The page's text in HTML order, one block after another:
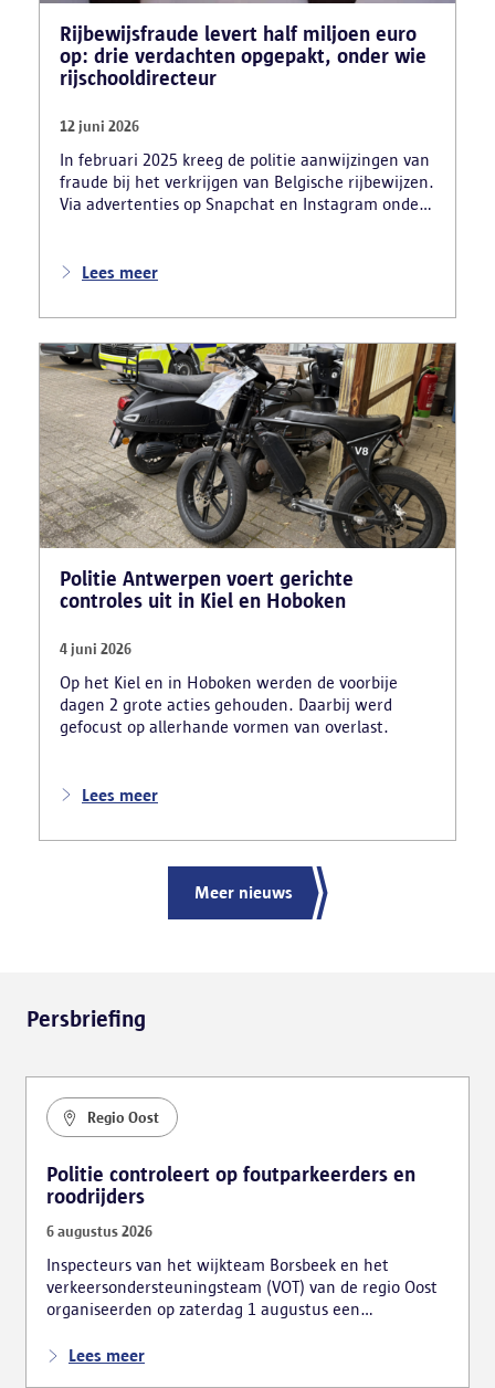
Rijbewijsfraude levert half miljoen euro
op: drie verdachten opgepakt, onder wie
rijschooldirecteur
12 juni 2026
In februari 2025 kreeg de politie aanwijzingen van
fraude bij het verkrijgen van Belgische rijbewijzen.
Via advertenties op Snapchat en Instagram onder
aan. Daarnaast maakten zij reclame voor het
effectief lessen te volgen en voor fraude bij
bracht ook een rijschooldirecteur in beeld die
examenfraude organiseerde,
bekwaamheidsattesten afleverde zonder vereiste
opleiding en een vervalst uittreksel uit het
strafregister gebruikte.
Lees meer
Politie Antwerpen voert gerichte
controles uit in Kiel en Hoboken
4 juni 2026
Op het Kiel en in Hoboken werden de voorbije
dagen 2 grote acties gehouden. Daarbij werd
gefocust op allerhande vormen van overlast.
Lees meer
Meer nieuws
Persbriefing
Regio Oost
Politie controleert op foutparkeerders en
roodrijders
6 augustus 2026
Inspecteurs van het wijkteam Borsbeek en het
verkeersondersteuningsteam (VOT) van de regio Oost
organiseerden op zaterdag 1 augustus een
foutparkeerders en roodrijders.
Lees meer